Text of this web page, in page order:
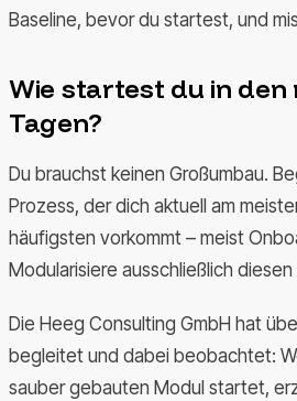
Baseline, bevor du startest, und
Wie startest du in den
Tagen?
Du brauchst keinen Großumbau.
Prozess, der dich aktuell am
häufigsten vorkommt – meist
Modularisiere ausschließlich
Die Heeg Consulting GmbH hat
begleitet und dabei beobachtet:
sauber gebauten Modul startet,